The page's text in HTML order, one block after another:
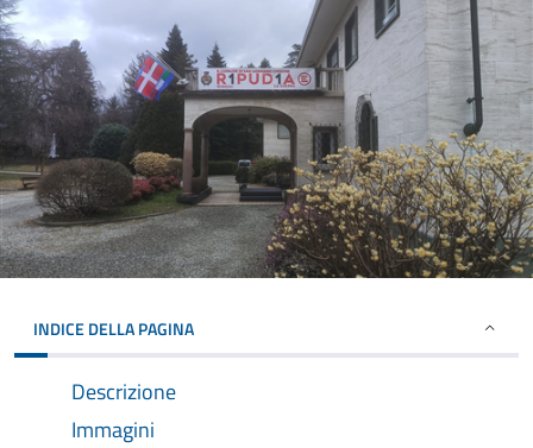
INDICE DELLA PAGINA
Descrizione
Immagini